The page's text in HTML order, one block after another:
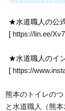
★水道職人の公
[ https://lin.ee/
★水道職人のイ
[ https://
熊本のトイレの
と水道職人（熊本